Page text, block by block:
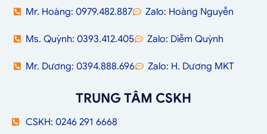
Mr. Hoàng: 0979.482.887 Zalo: Hoàng Nguyễn
Ms. Quỳnh: 0393.412.405 Zalo: Diễm Quỳnh
Mr. Dương: 0394.888.696 Zalo: H. Dương MKT
TRUNG TÂM CSKH
CSKH: 0246 291 6668